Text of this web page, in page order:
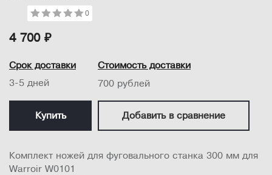
0
4 700 ₽
Срок доставки
3-5 дней
Стоимость доставки
700 рублей
Купить Добавить в сравнение
Комплект ножей для фуговального станка 300 мм для
Warroir W0101